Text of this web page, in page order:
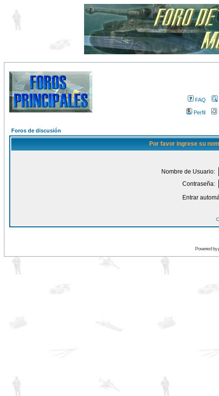
FAQ
Perfil
Foros de discusión
Por favor ingrese su
Nombre de Usuario:
Contraseña:
Entrar
Powered by